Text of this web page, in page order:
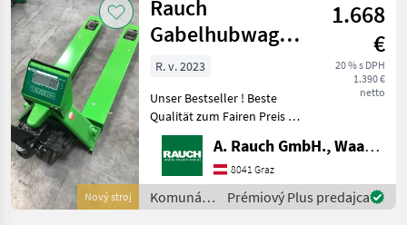
modernisiere
Rauch
Nový stroj
Rauch
Gabelhubwagen
mit Waage
1.668
€
20 % s DPH
1.390 €
netto
R. v. 2023
Unser Bestseller ! Beste
Qualität zum Fairen Preis !
2500kg/500g , 30mm XL
Ziffern , Akku mit enormer
Lebensdauer !
Handhubwagen mit Waage
beste Qualität für Lager -
A. Rauch GmbH., Waagen-Lebensmittelmaschinen-Befeuchtungstechnik
8041 Graz
Komunálne
stroje /
Prémiový Plus predajca